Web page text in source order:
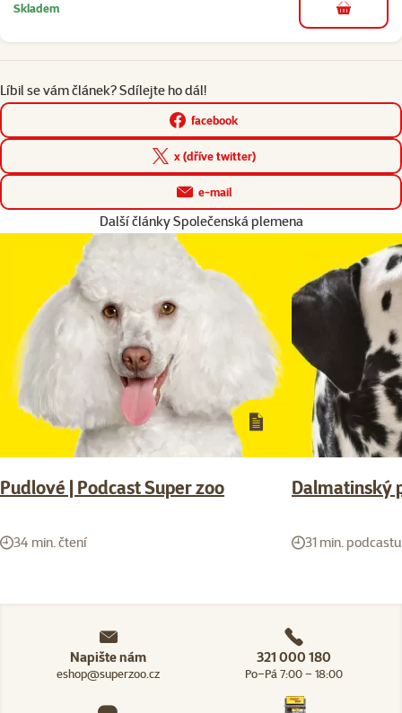
Skladem do košíku
Líbil se vám článek? Sdílejte ho dál!
facebook
x (dříve twitter)
e-mail
Další články Společenská plemena
Pudlové | Podcast Super zoo
34 min. čtení
Dalmatinský
31 min. podcastu
Napište nám
eshop@superzoo.cz
321 000 180
Po–Pá 7:00 – 18:00